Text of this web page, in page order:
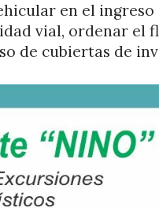
en el
vial, ordenar el
de cubiertas de